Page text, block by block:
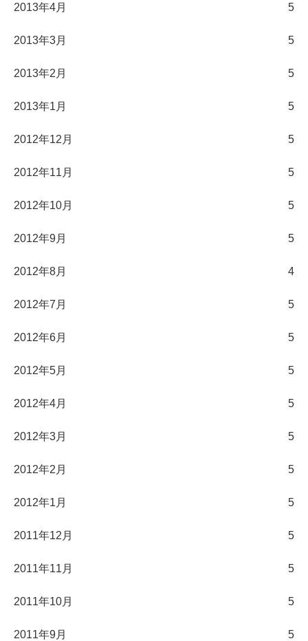
2013年4月 5
2013年3月 5
2013年2月 5
2013年1月 5
2012年12月 5
2012年11月 5
2012年10月 5
2012年9月 5
2012年8月 4
2012年7月 5
2012年6月 5
2012年5月 5
2012年4月 5
2012年3月 5
2012年2月 5
2012年1月 5
2011年12月 5
2011年11月 5
2011年10月 5
2011年9月 5